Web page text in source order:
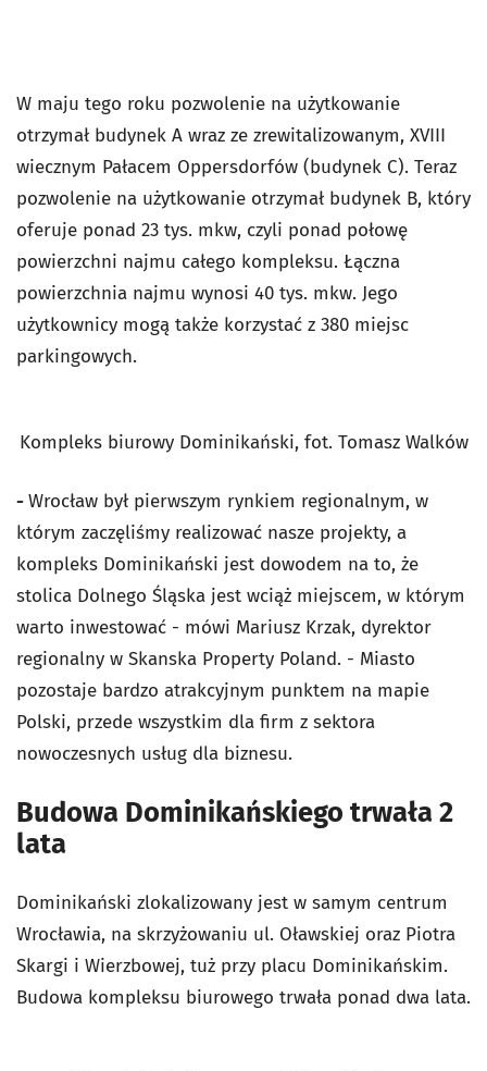
W maju tego roku pozwolenie na użytkowanie
otrzymał budynek A wraz ze zrewitalizowanym, XVIII
wiecznym Pałacem Oppersdorfów (budynek C). Teraz
pozwolenie na użytkowanie otrzymał budynek B, który
oferuje ponad 23 tys. mkw, czyli ponad połowę
powierzchni najmu całego kompleksu. Łączna
powierzchnia najmu wynosi 40 tys. mkw. Jego
użytkownicy mogą także korzystać z 380 miejsc
parkingowych.
Kompleks biurowy Dominikański, fot. Tomasz Walków
-Wrocław był pierwszym rynkiem regionalnym, w
którym zaczęliśmy realizować nasze projekty, a
kompleks Dominikański jest dowodem na to, że
stolica Dolnego Śląska jest wciąż miejscem, w którym
warto inwestować - mówi Mariusz Krzak, dyrektor
regionalny w Skanska Property Poland. - Miasto
pozostaje bardzo atrakcyjnym punktem na mapie
Polski, przede wszystkim dla firm z sektora
nowoczesnych usług dla biznesu.
Budowa Dominikańskiego trwała 2
lata
Dominikański zlokalizowany jest w samym centrum
Wrocławia, na skrzyżowaniu ul. Oławskiej oraz Piotra
Skargi i Wierzbowej, tuż przy placu Dominikańskim.
Budowa kompleksu biurowego trwała ponad dwa lata.